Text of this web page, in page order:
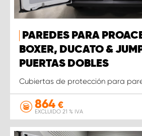
PAREDES PARA
BOXER, DUCATO &
PUERTAS DOBLES
Cubiertas de protección para
864 €
EXCLUIDO 21 % IVA